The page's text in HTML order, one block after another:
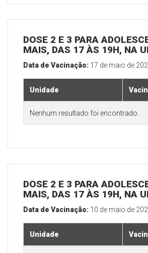
DOSE 2 E 3 PARA
MAIS, DAS 17 ÀS 19H, NA
Data de Vacinação: 17 de maio de
Unidade
Nenhum resultado foi encontrado.
DOSE 2 E 3 PARA
MAIS, DAS 17 ÀS 19H, NA
Data de Vacinação: 10 de maio de
Unidade